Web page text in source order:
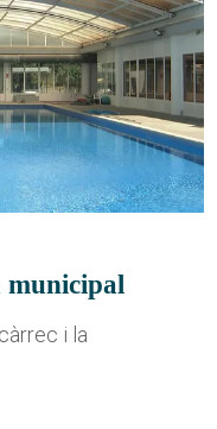
municipal
i la